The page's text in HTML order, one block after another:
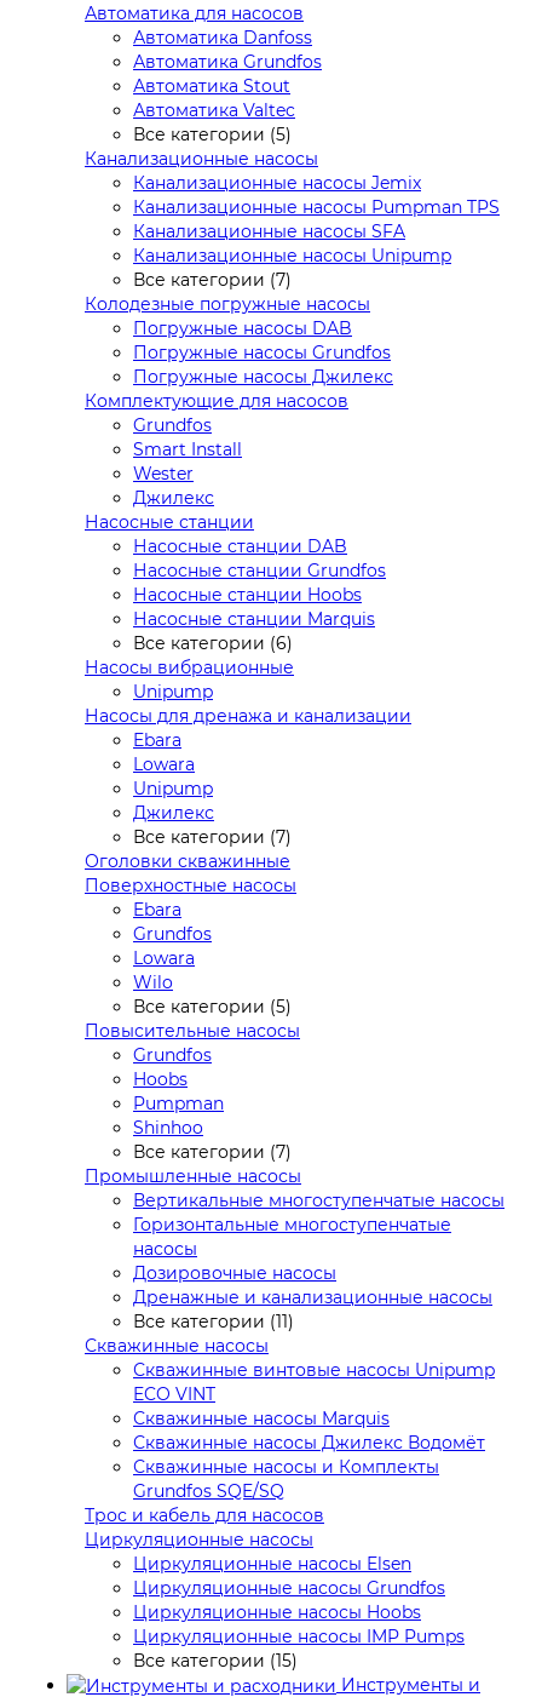
Автоматика для насосов
Автоматика Danfoss
Автоматика Grundfos
Автоматика Stout
Автоматика Valtec
Все категории (5)
Канализационные насосы
Канализационные насосы Jemix
Канализационные насосы Pumpman TPS
Канализационные насосы SFA
Канализационные насосы Unipump
Все категории (7)
Колодезные погружные насосы
Погружные насосы DAB
Погружные насосы Grundfos
Погружные насосы Джилекс
Комплектующие для насосов
Grundfos
Smart Install
Wester
Джилекс
Насосные станции
Насосные станции DAB
Насосные станции Grundfos
Насосные станции Hoobs
Насосные станции Marquis
Все категории (6)
Насосы вибрационные
Unipump
Насосы для дренажа и канализации
Ebara
Lowara
Unipump
Джилекс
Все категории (7)
Оголовки скважинные
Поверхностные насосы
Ebara
Grundfos
Lowara
Wilo
Все категории (5)
Повысительные насосы
Grundfos
Hoobs
Pumpman
Shinhoo
Все категории (7)
Промышленные насосы
Вертикальные многоступенчатые насосы
Горизонтальные многоступенчатые
насосы
Дозировочные насосы
Дренажные и канализационные насосы
Все категории (11)
Скважинные насосы
Скважинные винтовые насосы Unipump
ECO VINT
Скважинные насосы Marquis
Скважинные насосы Джилекс Водомёт
Скважинные насосы и Комплекты
Grundfos SQE/SQ
Трос и кабель для насосов
Циркуляционные насосы
Циркуляционные насосы Elsen
Циркуляционные насосы Grundfos
Циркуляционные насосы Hoobs
Циркуляционные насосы IMP Pumps
Все категории (15)
Инструменты и